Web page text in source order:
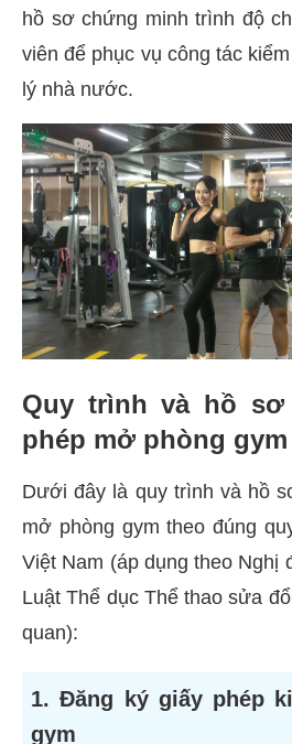
hồ sơ chứng minh trình độ
viên để phục vụ công tác
lý nhà nước.
Quy trình và hồ
phép mở phòng gym
Dưới đây là quy trình và hồ
mở phòng gym theo đúng
Việt Nam (áp dụng theo Nghị
Luật Thể dục Thể thao sửa
quan):
1. Đăng ký giấy phép
gym